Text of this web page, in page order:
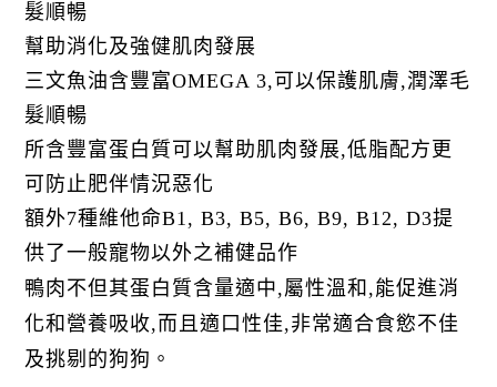
髮順暢
幫助消化及強健肌肉發展
三文魚油含豐富OMEGA 3, 可以保護肌膚,潤澤毛
髮順暢
所含豐富蛋白質可以幫助肌肉發展,低脂配方更
可防止肥伴情況惡化
額外7種維他命B1, B3, B5, B6, B9, B12, D3提
供了一般寵物以外之補健品作
鴨肉不但其蛋白質含量適中,屬性溫和 ,能促進消
化和營養吸收,而且適口性佳,非常適合食慾不佳
及挑剔的狗狗。